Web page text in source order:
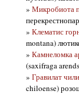
» Микробиота
» Клематис
montana)
» Камнеломка
(saxifraga
» Гравилат
chiloense)